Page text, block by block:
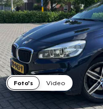
Foto's
Video